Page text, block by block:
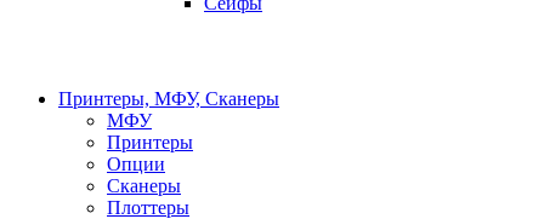
Принтеры, МФУ, Сканеры
МФУ
Принтеры
Опции
Сканеры
Плоттеры